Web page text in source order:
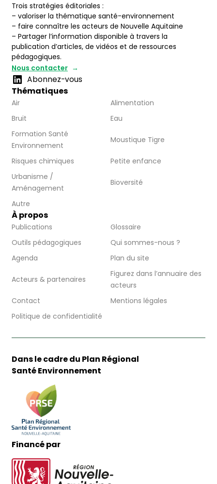
Trois stratégies éditoriales :
– valoriser la thématique santé-environnement
– faire connaître les acteurs de Nouvelle Aquitaine
– Partager l’information disponible à travers la
publication d’articles, de vidéos et de ressources
pédagogiques.
Nous contacter
Abonnez-vous
Thématiques
Air
Alimentation
Bruit
Eau
Formation Santé
Environnement
Moustique Tigre
Risques chimiques
Petite enfance
Urbanisme /
Aménagement
Bioversité
Autre
À propos
Publications
Glossaire
Outils pédagogiques
Qui sommes-nous ?
Agenda
Plan du site
Acteurs & partenaires
Figurez dans l’annuaire des
acteurs
Contact
Mentions légales
Politique de confidentialité
Dans le cadre du Plan Régional
Santé Environnement
Financé par